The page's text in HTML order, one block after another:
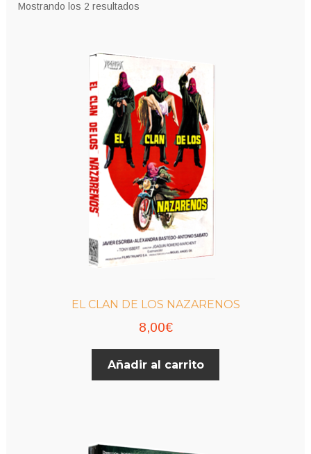
Mostrando los 2 resultados
EL CLAN DE LOS NAZARENOS
8,00€
Añadir al carrito